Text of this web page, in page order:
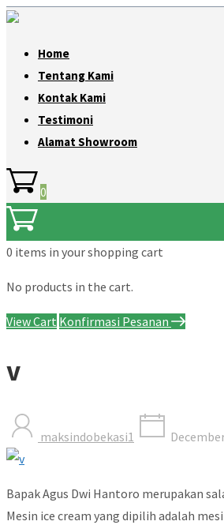
Home
Tentang Kami
Kontak Kami
Testimoni
Alamat Showroom
0
0 items in your shopping cart
No products in the cart.
View Cart Konfirmasi Pesanan
v
maksindobekasi1
Bapak Agus Dwi Hantoro merupakan
Mesin ice cream yang dipilih adalah